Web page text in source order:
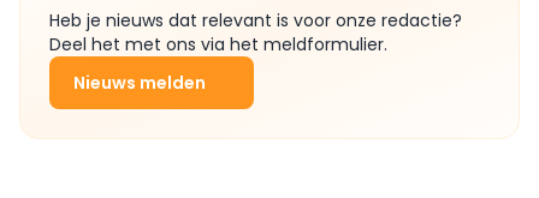
Heb je nieuws dat relevant is voor onze redactie?
Deel het met ons via het meldformulier.
Nieuws melden